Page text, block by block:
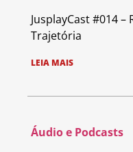
JusplayCast #014 –
Trajetória
LEIA MAIS
Áudio e Podcasts